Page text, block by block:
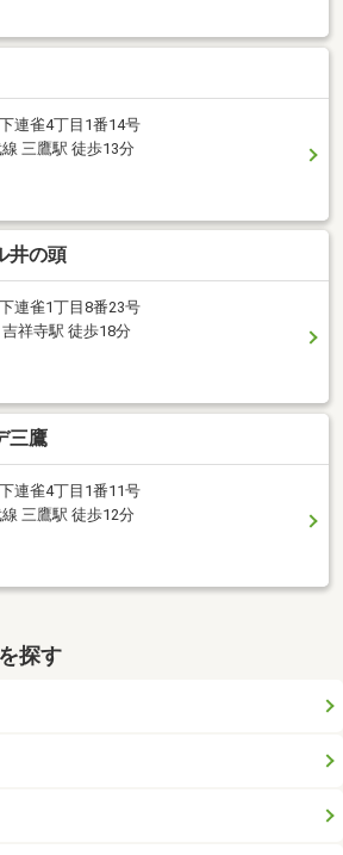
連雀4丁目1番14号
三鷹駅 徒歩13分
井の頭
連雀1丁目8番23号
祥寺駅 徒歩18分
三鷹
連雀4丁目1番11号
三鷹駅 徒歩12分
探す